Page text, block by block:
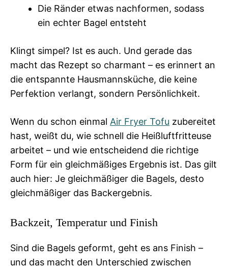
Die Ränder etwas nachformen, sodass
ein echter Bagel entsteht
Klingt simpel? Ist es auch. Und gerade das
macht das Rezept so charmant – es erinnert an
die entspannte Hausmannsküche, die keine
Perfektion verlangt, sondern Persönlichkeit.
Wenn du schon einmal Air Fryer Tofu zubereitet
hast, weißt du, wie schnell die Heißluftfritteuse
arbeitet – und wie entscheidend die richtige
Form für ein gleichmäßiges Ergebnis ist. Das gilt
auch hier: Je gleichmäßiger die Bagels, desto
gleichmäßiger das Backergebnis.
Backzeit, Temperatur und Finish
Sind die Bagels geformt, geht es ans Finish –
und das macht den Unterschied zwischen